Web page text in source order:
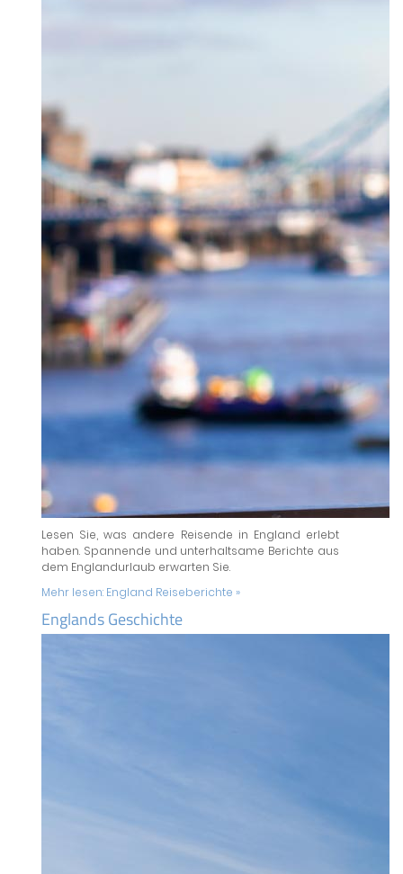
Lesen Sie, was andere Reisende in England erlebt
haben. Spannende und unterhaltsame Berichte aus
dem Englandurlaub erwarten Sie.
Mehr lesen: England Reiseberichte »
Englands Geschichte